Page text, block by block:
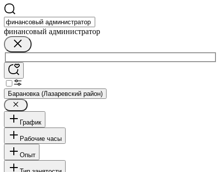
финансовый администратор
Барановка (Лазаревский район)
График
Рабочие часы
Опыт